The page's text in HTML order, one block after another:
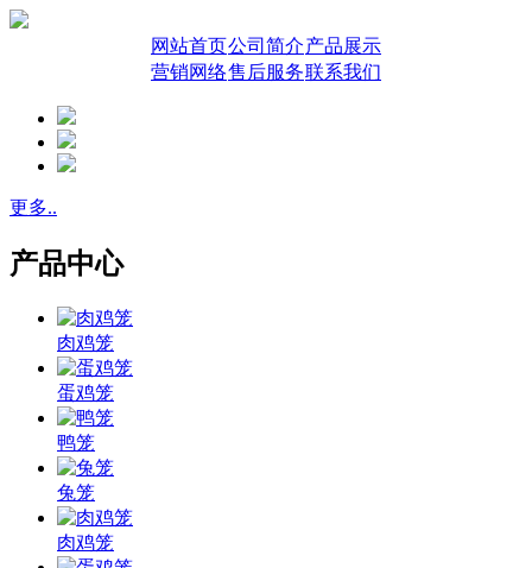
网站首页公司简介产品展示
营销网络售后服务联系我们
更多..
产品中心
肉鸡笼
蛋鸡笼
鸭笼
兔笼
肉鸡笼